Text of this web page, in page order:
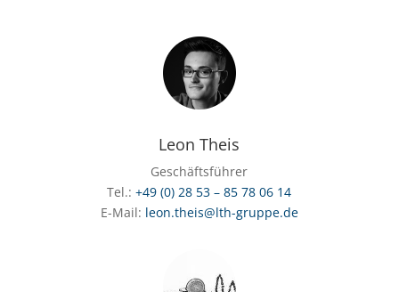
Leon Theis
Geschäftsführer
Tel.:+49 (0) 28 53 – 85 78 06 14
E-Mail: leon.theis@lth-gruppe.de